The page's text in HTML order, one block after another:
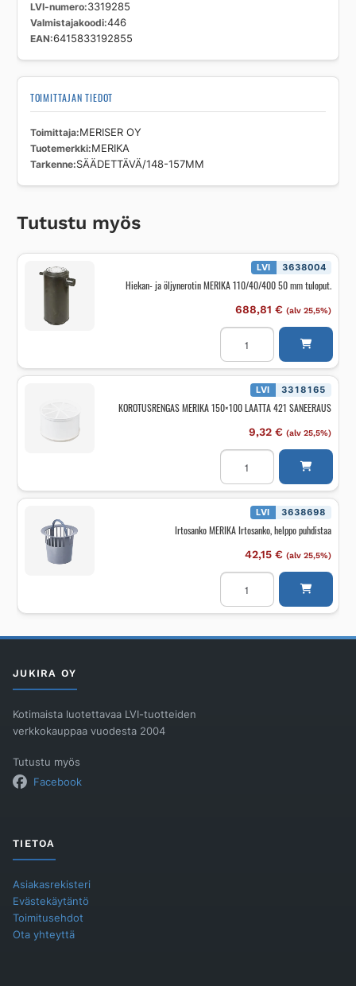
LVI-numero 3319285
Valmistajakoodi 446
EAN 6415833192855
TOIMITTAJAN TIEDOT
Toimittaja MERISER OY
Tuotemerkki MERIKA
Tarkenne SÄÄDETTÄVÄ/148-157MM
Tutustu myös
LVI 3638004
Hiekan- ja öljynerotin MERIKA 110/40/400 50 mm tuloput.
688,81 € (alv 25,5%)
Hiekan-
öljynerotin
MERIKA
110/40/400
tuloput.
LVI 3318165
KOROTUSRENGAS MERIKA 150×100 LAATTA 421 SANEERAUS
9,32 € (alv 25,5%)
KOROTUSRENGAS
MERIKA
150x100
LAATTA
421
SANEERAUS
määrä
LVI 3638698
Irtosanko MERIKA Irtosanko, helppo puhdistaa
42,15 € (alv 25,5%)
Irtosanko
MERIKA
Irtosanko,
helppo
JUKIRA OY
Kotimaista luotettavaa LVI-tuotteiden
verkkokauppaa vuodesta 2004
Tutustu myös
Facebook
TIETOA
Asiakasrekisteri
Evästekäytäntö
Toimitusehdot
Ota yhteyttä